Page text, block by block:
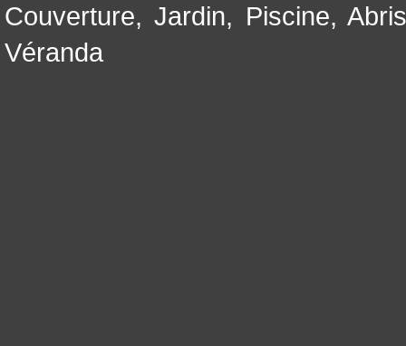
Couverture,Jardin, Piscine,
Véranda